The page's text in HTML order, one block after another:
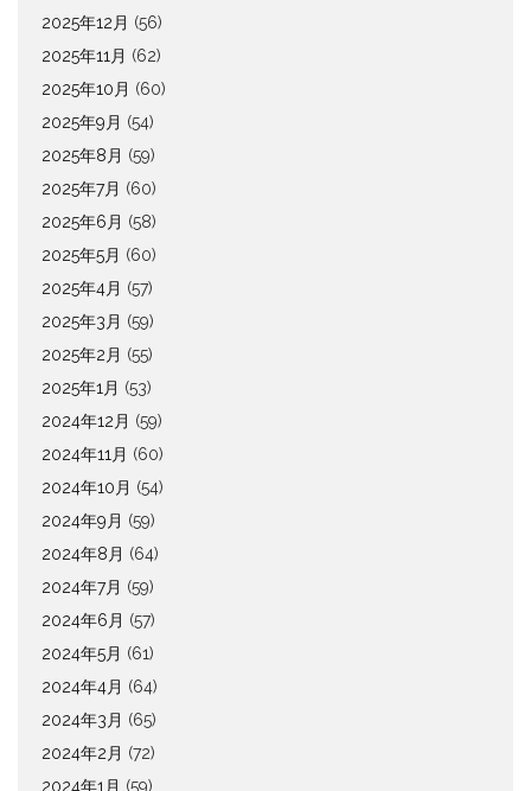
2025年12月 (56)
2025年11月 (62)
2025年10月 (60)
2025年9月 (54)
2025年8月 (59)
2025年7月 (60)
2025年6月 (58)
2025年5月 (60)
2025年4月 (57)
2025年3月 (59)
2025年2月 (55)
2025年1月 (53)
2024年12月 (59)
2024年11月 (60)
2024年10月 (54)
2024年9月 (59)
2024年8月 (64)
2024年7月 (59)
2024年6月 (57)
2024年5月 (61)
2024年4月 (64)
2024年3月 (65)
2024年2月 (72)
2024年1月 (59)